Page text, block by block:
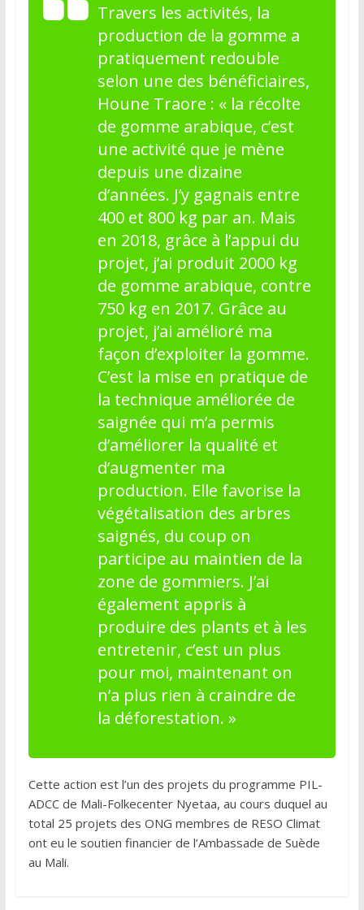
Travers les activités, la
production de la gomme a
pratiquement redouble
selon une des bénéficiaires,
Houne Traore : « la récolte
de gomme arabique, c’est
une activité que je mène
depuis une dizaine
d’années. J’y gagnais entre
400 et 800 kg par an. Mais
en 2018, grâce à l’appui du
projet, j’ai produit 2000 kg
de gomme arabique, contre
750 kg en 2017. Grâce au
projet, j’ai amélioré ma
façon d’exploiter la gomme.
C’est la mise en pratique de
la technique améliorée de
saignée qui m’a permis
d’améliorer la qualité et
d’augmenter ma
production. Elle favorise la
végétalisation des arbres
saignés, du coup on
participe au maintien de la
zone de gommiers. J’ai
également appris à
produire des plants et à les
entretenir, c’est un plus
pour moi, maintenant on
n’a plus rien à craindre de
la déforestation. »
Cette action est l’un des projets du programme PIL-
ADCC de Mali-Folkecenter Nyetaa, au cours duquel au
total 25 projets des ONG membres de RESO Climat
ont eu le soutien financier de l’Ambassade de Suède
au Mali.